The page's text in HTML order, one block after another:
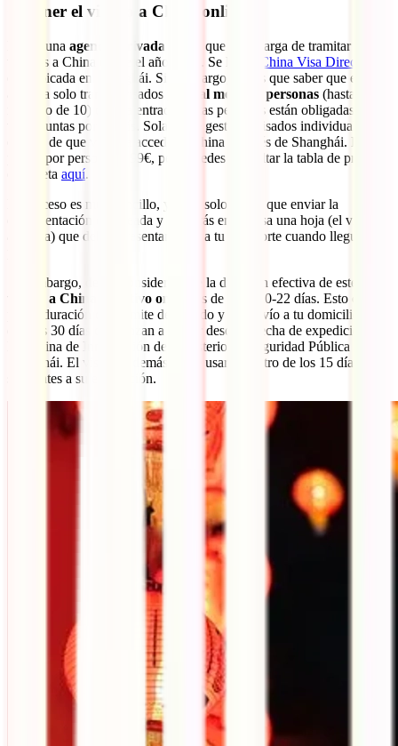
Obtener el visado a China online
Existe una agencia privada china
que se encarga de tramitar los
visados a China desde el año 2016. Se llama
China Visa Direct
está ubicada en Shanghái. Sin embargo, tienes que saber que esta
agencia solo tramita visados
para al menos 2 personas (hasta un
máximo de 10) de una entrada. Estas personas están obligadas a
viajar juntas por el país. Solamente gestiona visados individuales en
el caso de que vayas a acceder a China a través de Shanghái. El
precio por persona es 99€, pero puedes consultar la tabla de precios
completa aquí.
El proceso es muy sencillo, ya que solo tienes que enviar la
documentación escaneada y recibirás en tu casa una hoja (el visado
a China) que debes presentar junto a tu pasaporte cuando llegues al
Sin embargo, debes considerar que la duración efectiva de este
visado a China colectivo online
es de unos 20-22 días. Esto es así
por la duración del trámite del visado y del envío a tu domicilio, ya
que los 30 días comienzan a contar desde la fecha de expedición de
la Oficina de Inmigración de Ministerio de Seguridad Pública en
Shanghái. El visado, además, debe usarse dentro de los 15 días
siguientes a su expedición.